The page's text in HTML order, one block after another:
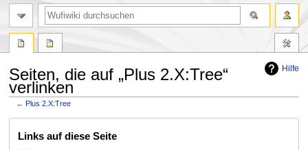
Hilfe
Seiten, die auf „Plus 2.X:Tree“
verlinken
←Plus 2.X:Tree
Navigation
Suche
Links auf diese Seite
Suche